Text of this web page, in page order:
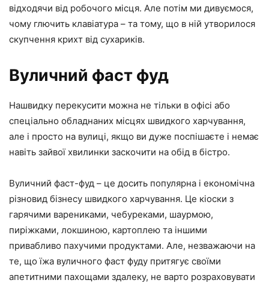
відходячи від робочого місця. Але потім ми дивуємося,
чому глючить клавіатура – та тому, що в ній утворилося
скупчення крихт від сухариків.
Вуличний фаст фуд
Нашвидку перекусити можна не тільки в офісі або
спеціально обладнаних місцях швидкого харчування,
але і просто на вулиці, якщо ви дуже поспішаєте і немає
навіть зайвої хвилинки заскочити на обід в бістро.
Вуличний фаст-фуд – це досить популярна і економічна
різновид бізнесу швидкого харчування. Це кіоски з
гарячими варениками, чебуреками, шаурмою,
пиріжками, локшиною, картоплею та іншими
привабливо пахучими продуктами. Але, незважаючи на
те, що їжа вуличного фаст фуду притягує своїми
апетитними пахощами здалеку, не варто розраховувати